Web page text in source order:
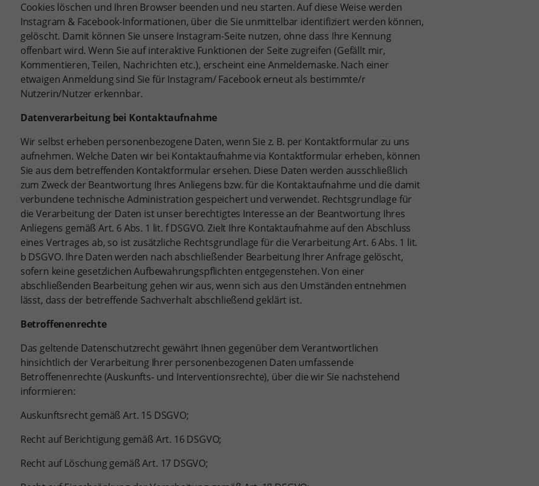
Cookies löschen und Ihren Browser beenden und neu starten. Auf diese Weise werden
Instagram & Facebook-Informationen, über die Sie unmittelbar identifiziert werden können,
gelöscht. Damit können Sie unsere Instagram-Seite nutzen, ohne dass Ihre Kennung
offenbart wird. Wenn Sie auf interaktive Funktionen der Seite zugreifen (Gefällt mir,
Kommentieren, Teilen, Nachrichten etc.), erscheint eine Anmeldemaske. Nach einer
etwaigen Anmeldung sind Sie für Instagram/ Facebook erneut als bestimmte/r
Nutzerin/Nutzer erkennbar.
Datenverarbeitung bei Kontaktaufnahme
Wir selbst erheben personenbezogene Daten, wenn Sie z. B. per Kontaktformular zu uns
aufnehmen. Welche Daten wir bei Kontaktaufnahme via Kontaktformular erheben, können
Sie aus dem betreffenden Kontaktformular ersehen. Diese Daten werden ausschließlich
zum Zweck der Beantwortung Ihres Anliegens bzw. für die Kontaktaufnahme und die damit
verbundene technische Administration gespeichert und verwendet. Rechtsgrundlage für
die Verarbeitung der Daten ist unser berechtigtes Interesse an der Beantwortung Ihres
Anliegens gemäß Art. 6 Abs. 1 lit. f DSGVO. Zielt Ihre Kontaktaufnahme auf den Abschluss
eines Vertrages ab, so ist zusätzliche Rechtsgrundlage für die Verarbeitung Art. 6 Abs. 1 lit.
b DSGVO. Ihre Daten werden nach abschließender Bearbeitung Ihrer Anfrage gelöscht,
sofern keine gesetzlichen Aufbewahrungspflichten entgegenstehen. Von einer
abschließenden Bearbeitung gehen wir aus, wenn sich aus den Umständen entnehmen
lässt, dass der betreffende Sachverhalt abschließend geklärt ist.
Betroffenenrechte
Das geltende Datenschutzrecht gewährt Ihnen gegenüber dem Verantwortlichen
hinsichtlich der Verarbeitung Ihrer personenbezogenen Daten umfassende
Betroffenenrechte (Auskunfts- und Interventionsrechte), über die wir Sie nachstehend
informieren:
Auskunftsrecht gemäß Art. 15 DSGVO;
Recht auf Berichtigung gemäß Art. 16 DSGVO;
Recht auf Löschung gemäß Art. 17 DSGVO;